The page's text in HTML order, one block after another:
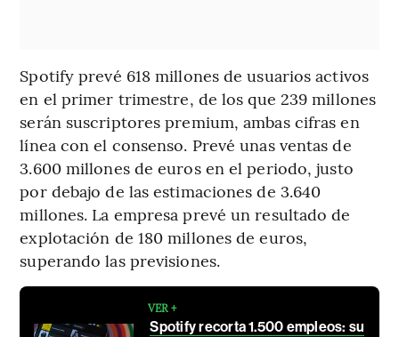
Spotify prevé 618 millones de usuarios activos
en el primer trimestre, de los que 239 millones
serán suscriptores premium, ambas cifras en
línea con el consenso. Prevé unas ventas de
3.600 millones de euros en el periodo, justo
por debajo de las estimaciones de 3.640
millones. La empresa prevé un resultado de
explotación de 180 millones de euros,
superando las previsiones.
VER +
Spotify recorta 1.500 empleos: su